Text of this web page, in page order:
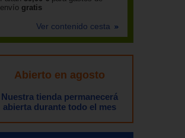
envío gratis
Ver contenido cesta
Abierto en agosto
Nuestra tienda permanecerá
abierta durante todo el mes